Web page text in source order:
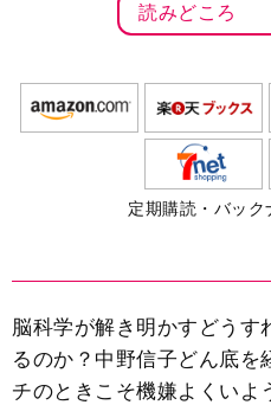
読みどころ
定期購読・バック
脳科学が解き明かすどうす
るのか？中野信子どん底を
チのときこそ機嫌よくいよ